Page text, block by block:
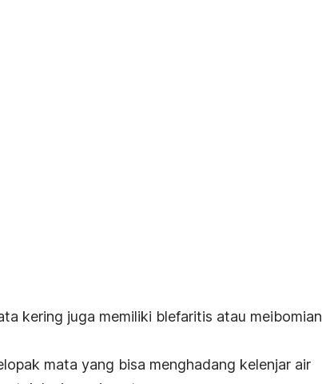
kering juga memiliki blefaritis atau meibomian
mata yang bisa menghadang kelenjar air